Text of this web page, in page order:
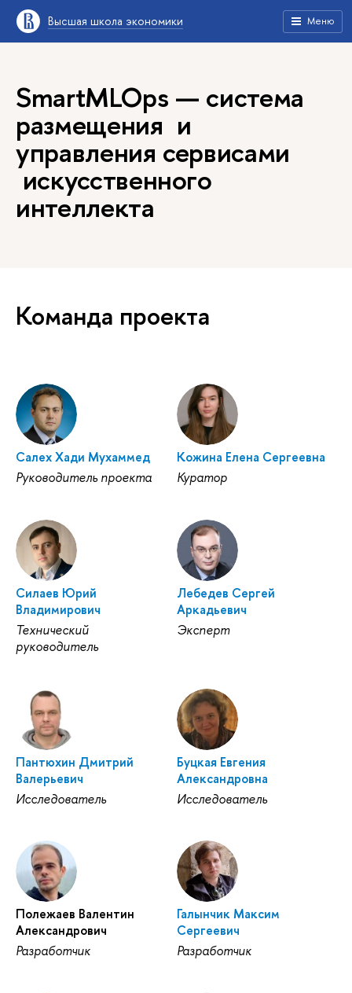
Высшая школа экономики Меню
SmartMLOps — система
размещения и
управления сервисами
искусственного
интеллекта
Команда проекта
Салех Хади Мухаммед
Руководитель проекта
Кожина Елена Сергеевна
Куратор
Силаев Юрий
Владимирович
Технический
руководитель
Лебедев Сергей
Аркадьевич
Эксперт
Пантюхин Дмитрий
Валерьевич
Исследователь
Буцкая Евгения
Александровна
Исследователь
Полежаев Валентин
Александрович
Разработчик
Галынчик Максим
Сергеевич
Разработчик